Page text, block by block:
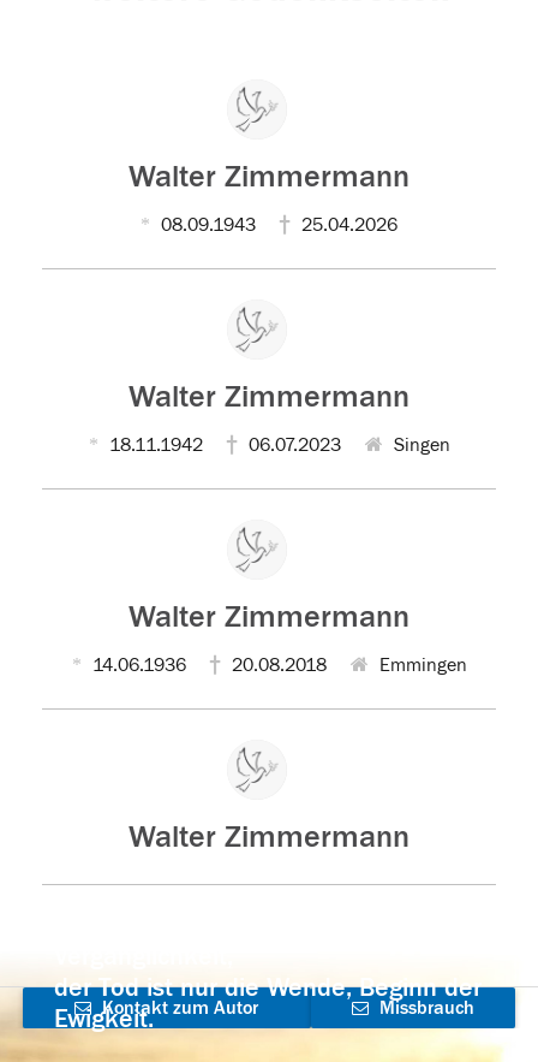
Walter Zimmermann
08.09.1943 25.04.2026
Walter Zimmermann
18.11.1942 06.07.2023 Singen
Walter Zimmermann
14.06.1936 20.08.2018 Emmingen
Walter Zimmermann
der Tod ist nur die Wende, Beginn der
Ewigkeit.
Kontakt zum Autor
aufnehmen
Missbrauch